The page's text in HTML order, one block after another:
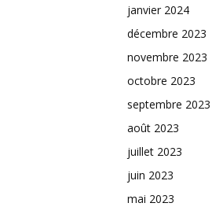
janvier 2024
décembre 2023
novembre 2023
octobre 2023
septembre 2023
août 2023
juillet 2023
juin 2023
mai 2023